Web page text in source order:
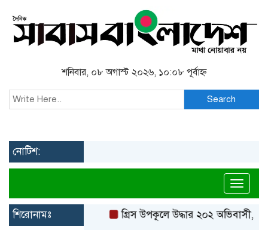
শনিবার, ০৮ অগাস্ট ২০২৬, ১০:০৮ পূর্বাহ্ন
Search
নোটিশ:
শিরোনামঃ গ্রিস উপকূলে উদ্ধার ২০২ অভিবাসী,